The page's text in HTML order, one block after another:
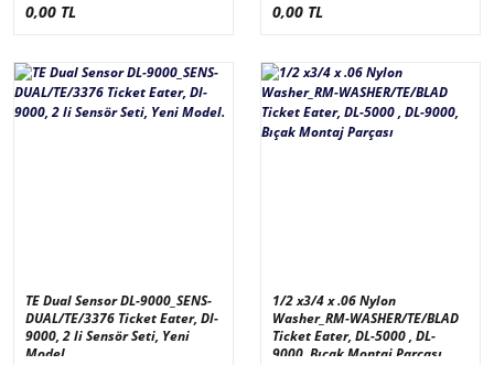
0,00 TL 0,00 TL
TE Dual Sensor DL-9000_SENS-
DUAL/TE/3376 Ticket Eater, Dl-
9000, 2 li Sensör Seti, Yeni
Model.
1/2 x3/4 x .06 Nylon
Washer_RM-WASHER/TE/BLAD
Ticket Eater, DL-5000 , DL-
9000, Bıçak Montaj Parçası